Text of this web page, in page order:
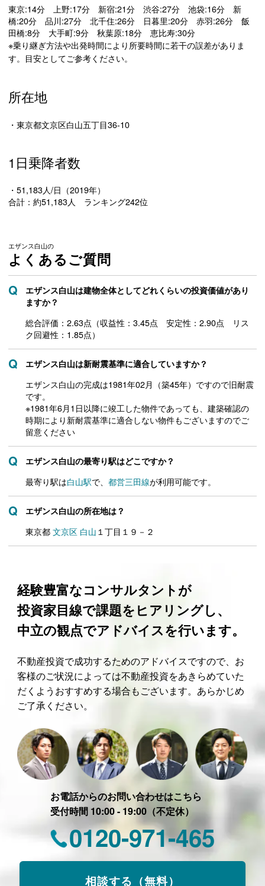
東京:14分 上野:17分 新宿:21分 渋谷:27分 池袋:16分 新
橋:20分 品川:27分 北千住:26分 日暮里:20分 赤羽:26分 飯
田橋:8分 大手町:9分 秋葉原:18分 恵比寿:30分
※乗り継ぎ方法や出発時間により所要時間に若干の誤差がありま
す。目安としてご参考ください。
所在地
・東京都文京区白山五丁目36-10
1日乗降者数
・51,183人/日（2019年）
合計：約51,183人 ランキング242位
エザンス白山の
よくあるご質問
エザンス白山は建物全体としてどれくらいの投資価値があり
ますか？
総合評価：2.63点（収益性：3.45点 安定性：2.90点 リス
ク回避性：1.85点）
エザンス白山は新耐震基準に適合していますか？
エザンス白山の完成は1981年02月（築45年）ですので旧耐震
です。
※1981年6月1日以降に竣工した物件であっても、建築確認の
時期により新耐震基準に適合しない物件もございますのでご
留意ください
エザンス白山の最寄り駅はどこですか？
最寄り駅は白山駅で、 都営三田線が利用可能です。
エザンス白山の所在地は？
東京都 文京区 白山 １丁目１９－２
経験豊富なコンサルタントが
投資家目線で課題をヒアリングし、
中立の観点でアドバイスを行います。
不動産投資で成功するためのアドバイスですので、お
客様のご状況によっては不動産投資をあきらめていた
だくようおすすめする場合もございます。あらかじめ
ご了承ください。
お電話からのお問い合わせはこちら
受付時間 10:00 - 19:00（不定休）
0120-971-465
相談する（無料）